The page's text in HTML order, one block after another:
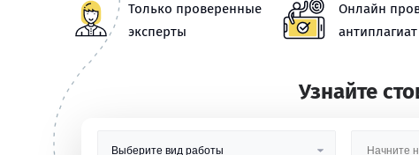
Только проверенные
эксперты
Онлайн
антиплагиат
Узнайте